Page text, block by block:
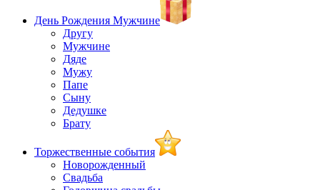
День Рождения Мужчине
Другу
Мужчине
Дяде
Мужу
Папе
Сыну
Дедушке
Брату
Торжественные события
Новорожденный
Свадьба